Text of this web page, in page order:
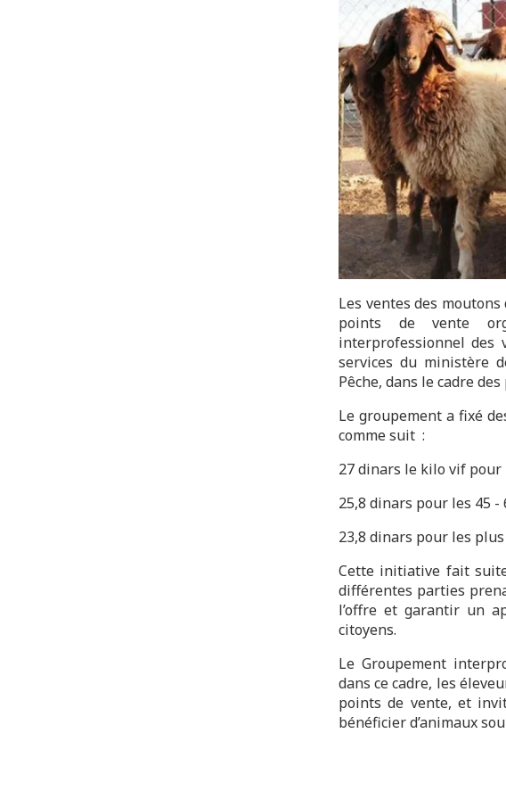
Les ventes des
points de vente
interprofessionnel des
services du ministère
Pêche, dans le cadre
Le groupement a fixé
comme suit :
27 dinars le kilo vif pour
25,8 dinars pour les 45 -
23,8 dinars pour les
Cette initiative fait
différentes parties
l’offre et garantir un
citoyens.
Le Groupement
dans ce cadre, les
points de vente, et
bénéficier d’animaux